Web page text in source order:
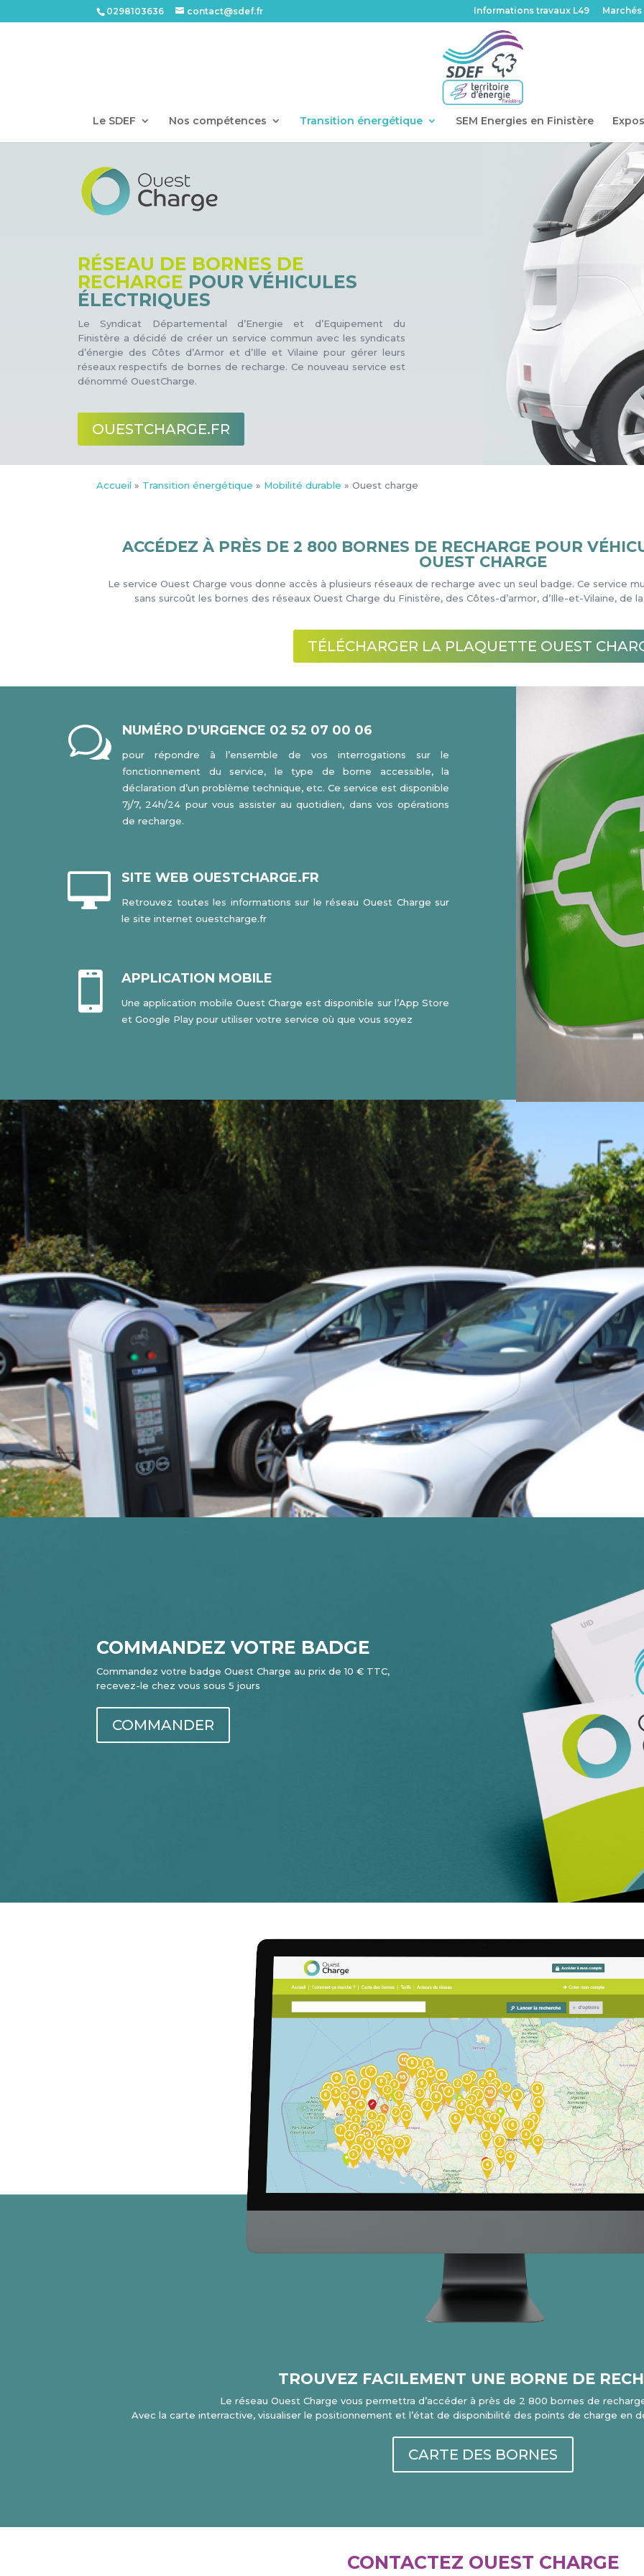
0298103636 contact@sdef.fr Informations travaux L49
Le SDEF Nos compétences Transition énergétique SEM Energies en Finistère
RÉSEAU DE BORNES DE
RECHARGE POUR VÉHICULES
ÉLECTRIQUES
Le Syndicat Départemental d’Energie et d’Equipement du
Finistère a décidé de créer un service commun avec les syndicats
d’énergie des Côtes d’Armor et d’Ille et Vilaine pour gérer leurs
réseaux respectifs de bornes de recharge. Ce nouveau service est
dénommé OuestCharge.
OUESTCHARGE.FR
Accueil » Transition énergétique » Mobilité durable »Ouest charge
ACCÉDEZ À PRÈS DE 2 800 BORNES DE RECHARGE POUR
OUEST CHARGE
Le service Ouest Charge vous donne accès à plusieurs réseaux de recharge avec un seul badge. Ce service
sans surcoût les bornes des réseaux Ouest Charge du Finistère, des Côtes-d’armor, d’Ille-et-Vilaine,
TÉLÉCHARGER LA PLAQUETTE OUEST
w NUMÉRO D'URGENCE 02 52 07 00 06
pour répondre à l’ensemble de vos interrogations sur le
fonctionnement du service, le type de borne accessible, la
déclaration d’un problème technique, etc. Ce service est disponible
7j/7, 24h/24 pour vous assister au quotidien, dans vos opérations
de recharge.
 SITE WEB OUESTCHARGE.FR
Retrouvez toutes les informations sur le réseau Ouest Charge sur
le site internetouestcharge.fr
 APPLICATION MOBILE
Une application mobile Ouest Charge est disponible sur l’App Store
et Google Play pour utiliser votre service où que vous soyez
COMMANDEZ VOTRE BADGE
Commandez votre badge Ouest Charge au prix de 10 € TTC,
recevez-le chez vous sous 5 jours
COMMANDER
TROUVEZ FACILEMENT UNE BORNE DE
Le réseau Ouest Charge vous permettra d’accéder à près de 2 800 bornes de
Avec la carte interractive, visualiser le positionnement et l’état de disponibilité des points de charge en
CARTE DES BORNES
CONTACTEZ OUEST CHARGE